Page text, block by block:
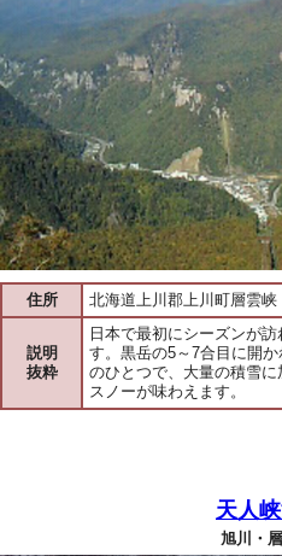
住所 北海道上川郡上川町層雲峡
説明
抜粋
日本で最初にシーズンが
す。黒岳の5～7合目に開
のひとつで、大量の積雪
スノーが味わえます。
天人
旭川・